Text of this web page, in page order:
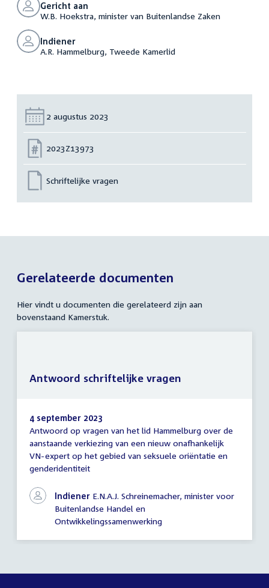
Gericht aan
W.B. Hoekstra, minister van Buitenlandse Zaken
Indiener
A.R. Hammelburg, Tweede Kamerlid
Datum:
2 augustus 2023
Nummer:
2023Z13973
Schriftelijke vragen
Gerelateerde documenten
Hier vindt u documenten die gerelateerd zijn aan
bovenstaand Kamerstuk.
Antwoord
schriftelijke
vragen
4 september 2023
Antwoord op vragen van het lid Hammelburg over de
aanstaande verkiezing van een nieuw onafhankelijk
VN-expert op het gebied van seksuele oriëntatie en
genderidentiteit
Indiener E.N.A.J. Schreinemacher, minister voor
Buitenlandse Handel en
Ontwikkelingssamenwerking
Antwoord schriftelijke vragen